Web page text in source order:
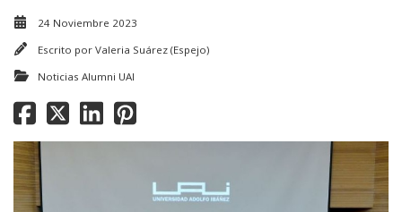
24 Noviembre 2023
Escrito por Valeria Suárez (Espejo)
Noticias Alumni UAI